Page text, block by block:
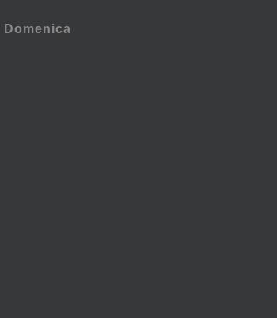
Domenica